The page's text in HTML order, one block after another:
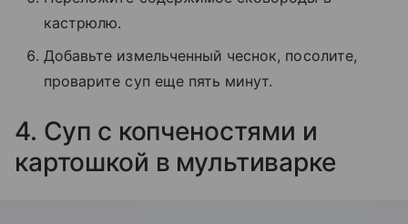
кастрюлю.
Добавьте измельченный чеснок, посолите,
проварите суп еще пять минут.
4. Суп с копченостями и
картошкой в мультиварке